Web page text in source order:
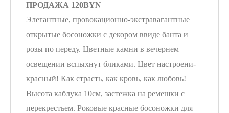
ПРОДАЖА 120BYN
Элегантные, провокационно-экстравагантные
открытые босоножки с декором ввиде банта и
розы по переду. Цветные камни в вечернем
освещении вспыхнут бликами. Цвет настроени-
красный! Как страсть, как кровь, как любовь!
Высота каблука 10см, застежка на ремешки с
перекрестьем. Роковые красные босоножки для